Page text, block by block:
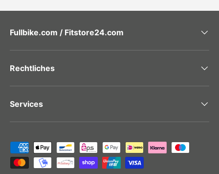
Fullbike.com / Fitstore24.com
Rechtliches
Services
Zahlungsmethoden